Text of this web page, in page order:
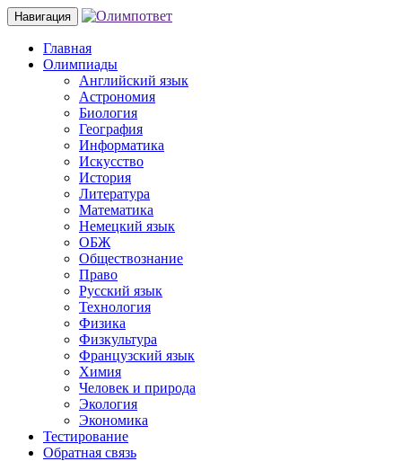
Навигация
Главная
Олимпиады
Английский язык
Астрономия
Биология
География
Информатика
Искусство
История
Литература
Математика
Немецкий язык
ОБЖ
Обществознание
Право
Русский язык
Технология
Физика
Физкультура
Французский язык
Химия
Человек и природа
Экология
Экономика
Тестирование
Обратная связь